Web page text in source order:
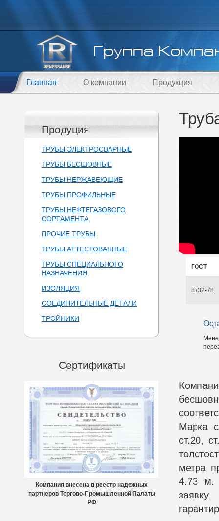
Главная О компании Продукция
Продуция
ТРУБЫ ЭЛЕКТРОСВАРНЫЕ
ТРУБЫ БЕСШОВНЫЕ
ТРУБЫ НЕРЖАВЕЮЩИЕ
ТРУБЫ ПРОФИЛЬНЫЕ
ТРУБЫ НЕФТЕГАЗОВОГО
СОРТАМЕНТА
ПРОЧИЕ ТРУБЫ
ТРУБЫ АТТЕСТОВАННЫЕ
ТРУБЫ СПЕЦИАЛЬНОГО
НАЗНАЧЕНИЯ
ИЗОЛЯЦИЯ
СОЕДИНИТЕЛЬНЫЕ ДЕТАЛИ
ТРОЙНИКИ
Сертификаты
Компания внесена в реестр надежных
партнеров Торгово-Промышленной Палаты
РФ
ГОСТ
8732-78
Марка
ст.20,
метра
4.73 м.